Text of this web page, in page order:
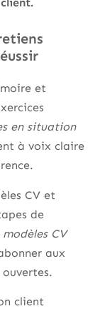
et
en situation
à voix claire
CV et
de
modèles CV
aux
client